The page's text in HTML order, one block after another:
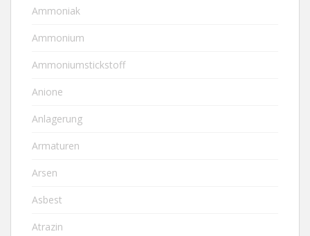
Ammoniak
Ammonium
Ammoniumstickstoff
Anione
Anlagerung
Armaturen
Arsen
Asbest
Atrazin